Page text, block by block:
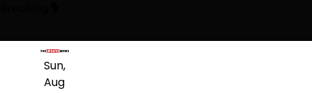
content
Sun,
Aug